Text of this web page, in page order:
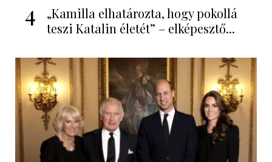
4
„Kamilla elhatározta, hogy pokollá
teszi Katalin életét” – elképesztő...